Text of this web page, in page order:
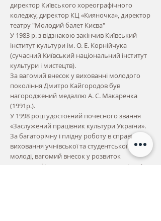
директор Київського хореографічного
коледжу, директор КЦ «Кияночка», директор
театру "Молодий балет Києва"
У 1983 р. з відзнакою закінчив Київський
інститут культури ім. О. Е. Корнійчука
(сучасний Київський національний інститут
культури і мистецтв).
За вагомий внесок у вихованні молодого
покоління Дмитро Кайгородов був
нагороджений медаллю А. С. Макаренка
(1991р.).
У 1998 році удостоєний почесного звання
«Заслужений працівник культури України».
За багаторічну і плідну роботу в справі
виховання учнівської та студентської
молоді, вагомий внесок у розвиток
хореографічного мистецтва та значні успіхи